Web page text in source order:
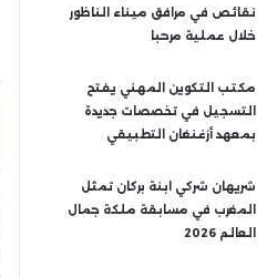
نقائص في مرافق ميناء الناظور
خلال عملية مرحبا
مكتب التكوين المهني يفتح
التسجيل في تخصصات جديدة
بمعهد أزغنغان التطبيقي
شريهان شركي ابنة بركان تمثل
المغرب في مسابقة ملكة جمال
العالم 2026